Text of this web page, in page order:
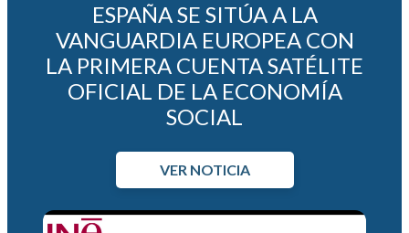
ESPAÑA SE SITÚA A LA
VANGUARDIA EUROPEA CON
LA PRIMERA CUENTA SATÉLITE
OFICIAL DE LA ECONOMÍA
SOCIAL
VER NOTICIA